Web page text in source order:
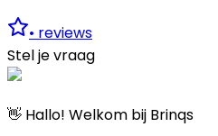
• reviews
Stel je vraag
👋 Hallo! Welkom bij Brinqs